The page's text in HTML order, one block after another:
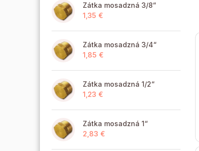
Zátka mosadzná 3/8“
1,35 €
Zátka mosadzná 3/4“
1,85 €
Zátka mosadzná 1/2“
1,23 €
Zátka mosadzná 1“
2,83 €